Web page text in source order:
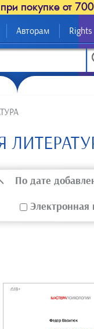
покупке от
Авторам Rights
По дате
Электронная